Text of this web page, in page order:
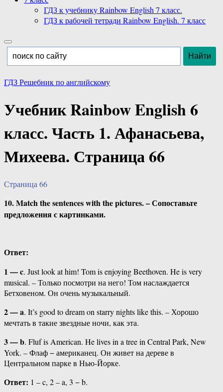
ГДЗ к учебнику Rainbow English 7 класс.
ГДЗ к рабочей тетради Rainbow English. 7 класс
ГДЗ Решебник по английскому
Учебник Rainbow English 6
класс. Часть 1. Афанасьева,
Михеева. Страница 66
Страница 66
10. Match the sentences with the pictures. – Сопоставьте
предложения с картинками.
Ответ:
1 — c. Just look at him! Tom is enjoying Beethoven. He is very
musical. – Только посмотри на него! Том наслаждается
Бетховеном. Он очень музыкальный.
2 — a. It’s good to dream on starry nights like this. – Хорошо
мечтать в такие звездные ночи, как эта.
3 — b. Fluf is American. He lives in a tree in Central Park, New
York. – Флаф − американец. Он живет на дереве в
Центральном парке в Нью-Йорке.
Ответ: 1 – c, 2 – a, 3 − b.